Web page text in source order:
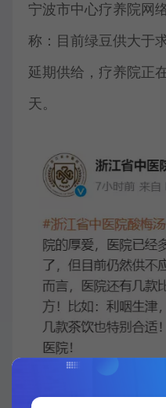
宁波市中心疗养院网
称：目前绿豆供大于
延期供给，疗养院正
天。
江苏昆山佳惠堂国义